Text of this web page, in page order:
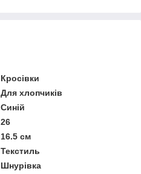
Кросівки
Для хлопчиків
Синій
26
16.5 см
Текстиль
Шнурівка